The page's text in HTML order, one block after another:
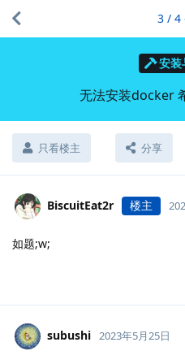
安装
无法安装docker
只看楼主 分享
3 / 4
BiscuitEat2r 楼主
如题;w;
subushi 2023年5月25日